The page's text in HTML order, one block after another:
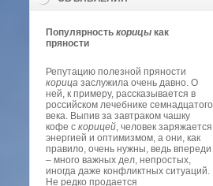
Популярность корицы как
пряности
Репутацию полезной пряности
корица заслужила очень давно. О
ней, к примеру, рассказывается в
российском лечебнике семнадцатого
века. Выпив за завтраком чашку
кофе с корицей, человек заряжается
энергией и оптимизмом, а они, как
правило, очень нужны, ведь впереди
– много важных дел, непростых,
иногда даже конфликтных ситуаций.
Не редко продается